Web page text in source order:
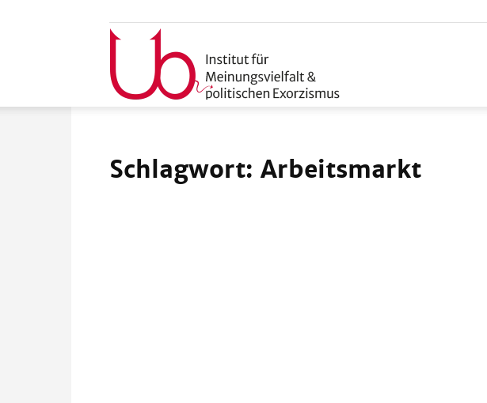
Schlagwort: Arbeitsmarkt